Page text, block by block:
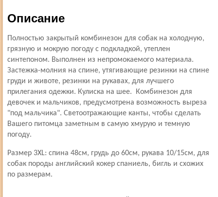
Описание
Полностью закрытый комбинезон для собак на холодную,
грязную и мокрую погоду с подкладкой, утеплен
синтепоном. Выполнен из непромокаемого материала.
Застежка-молния на спине, утягивающие резинки на спине
груди и животе, резинки на рукавах, для лучшего
прилегания одежки. Кулиска на шее. Комбинезон для
девочек и мальчиков, предусмотрена возможность выреза
"под мальчика". Светоотражающие канты, чтобы сделать
Вашего питомца заметным в самую хмурую и темную
погоду.
Размер 3XL: спина 48см, грудь до 60см, рукава 10/15см, для
собак породы английский кокер спаниель, бигль и схожих
по размерам.